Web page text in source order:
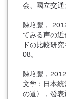
会、國立交通
陳培豐，
てみる声の
ドの比較研
08。
陳培豐，
文学：日本
の道〉，發表